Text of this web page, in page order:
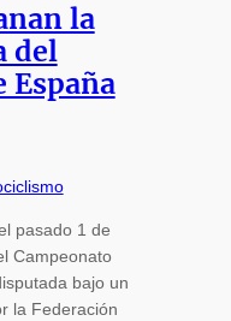
la
del
España
pasado 1 de
Campeonato
bajo un
la Federación